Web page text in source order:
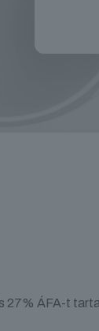
27% ÁFA-t